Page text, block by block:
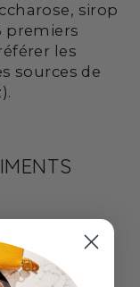
sirop
premiers
les
sources de
≥ 30 %
Vérifier la
zinc,